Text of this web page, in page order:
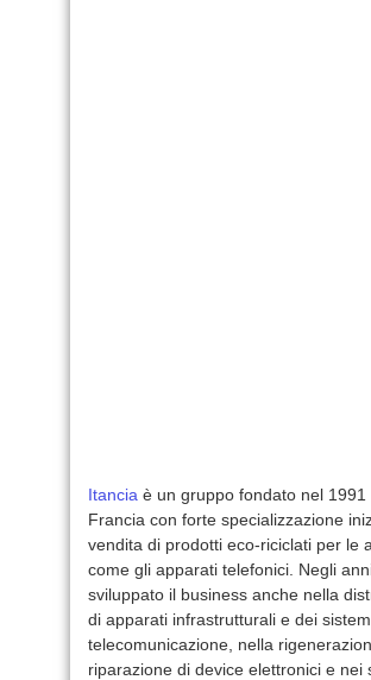
Itancia è un gruppo fondato nel 1991
Francia con forte specializzazione
vendita di prodotti eco-riciclati per le
come gli apparati telefonici. Negli
sviluppato il business anche nella
di apparati infrastrutturali e dei
telecomunicazione, nella
riparazione di device elettronici e nei